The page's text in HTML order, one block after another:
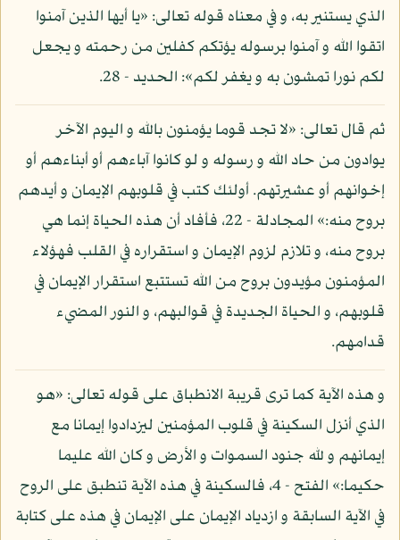
الذي يستنير به، و في معناه قوله تعالى: «يا أيها الذين آمنوا
اتقوا الله و آمنوا برسوله يؤتكم كفلين من رحمته و يجعل
لكم نورا تمشون به و يغفر لكم»: الحديد - 28.
ثم قال تعالى: «لا تجد قوما يؤمنون بالله و اليوم الآخر
يوادون من حاد الله و رسوله و لو كانوا آباءهم أو أبناءهم أو
إخوانهم أو عشيرتهم. أولئك كتب في قلوبهم الإيمان و أيدهم
بروح منه:» المجادلة - 22، فأفاد أن هذه الحياة إنما هي
بروح منه، و تلازم لزوم الإيمان و استقراره في القلب فهؤلاء
المؤمنون مؤيدون بروح من الله تستتبع استقرار الإيمان في
قلوبهم، و الحياة الجديدة في قوالبهم، و النور المضيء
قدامهم.
و هذه الآية كما ترى قريبة الانطباق على قوله تعالى: «هو
الذي أنزل السكينة في قلوب المؤمنين ليزدادوا إيمانا مع
إيمانهم و لله جنود السموات و الأرض و كان الله عليما
حكيما:» الفتح - 4، فالسكينة في هذه الآية تنطبق على الروح
في الآية السابقة و ازدياد الإيمان على الإيمان في هذه على كتابة